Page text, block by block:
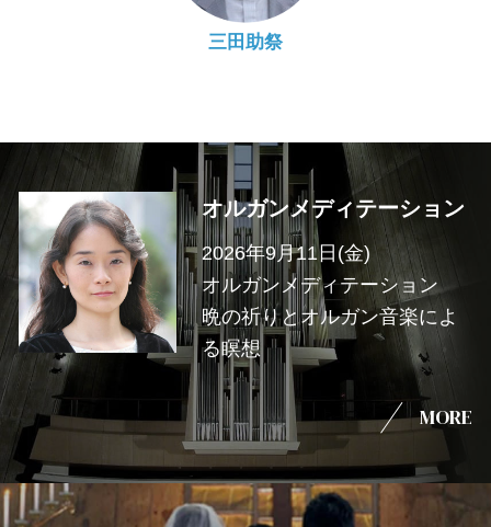
三田助祭
オルガンメディテーション
2026年9月11日(金)
オルガンメディテーション
晩の祈りとオルガン音楽によ
る瞑想
MORE